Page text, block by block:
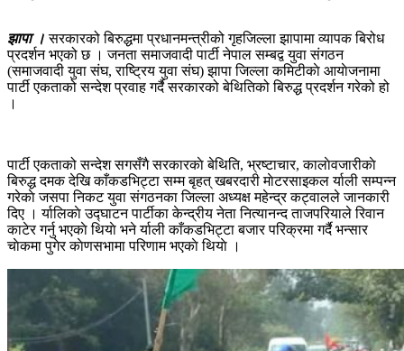
झापा । सरकारको बिरुद्धमा प्रधानमन्त्रीको गृहजिल्ला झापामा व्यापक बिरोध
प्रदर्शन भएको छ । जनता समाजवादी पार्टी नेपाल सम्बद्व युवा संगठन
(समाजवादी युवा संघ, राष्ट्रिय युवा संघ) झापा जिल्ला कमिटीकाे आयाेजनामा
पार्टी एकताको सन्देश प्रवाह गर्दै सरकारको बेथितिको बिरुद्ध प्रदर्शन गरेको हो
।
पार्टी एकताको सन्देश सगसँगै सरकारकाे बेथिति, भ्रष्टाचार, कालाेवजारीकाे
बिरुद्ध दमक देखि काँकडभिट्टा सम्म बृहत् खबरदारी माेटरसाइकल र्याली सम्पन्न
गरेकाे जसपा निकट युवा संगठनका जिल्ला अध्यक्ष महेन्द्र कट्वालले जानकारी
दिए । र्यालिकाे उद्घाटन पार्टीका केन्द्रीय नेता नित्यानन्द ताजपरियाले रिवान
काटेर गर्नु भएकाे थियाे भने र्याली काँकडभिट्टा बजार परिक्रमा गर्दै भन्सार
चाेकमा पुगेर काेणसभामा परिणाम भएकाे थियाे ।